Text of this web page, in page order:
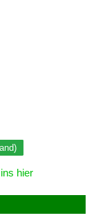
hier